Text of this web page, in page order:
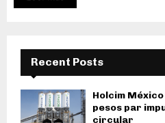
Recent Posts
Holcim
pesos par
circular